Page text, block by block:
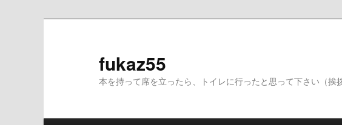
fukaz55
本を持って席を立ったら、トイレに行ったと思って下さい（挨拶